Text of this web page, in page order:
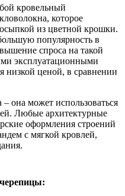
кровельный
которое
из цветной крошки.
популярность в
спроса на такой
эксплуатационными
низкой ценой, в сравнении
она может использоваться
Любые архитектурные
оформления строений
с мягкой кровлей,